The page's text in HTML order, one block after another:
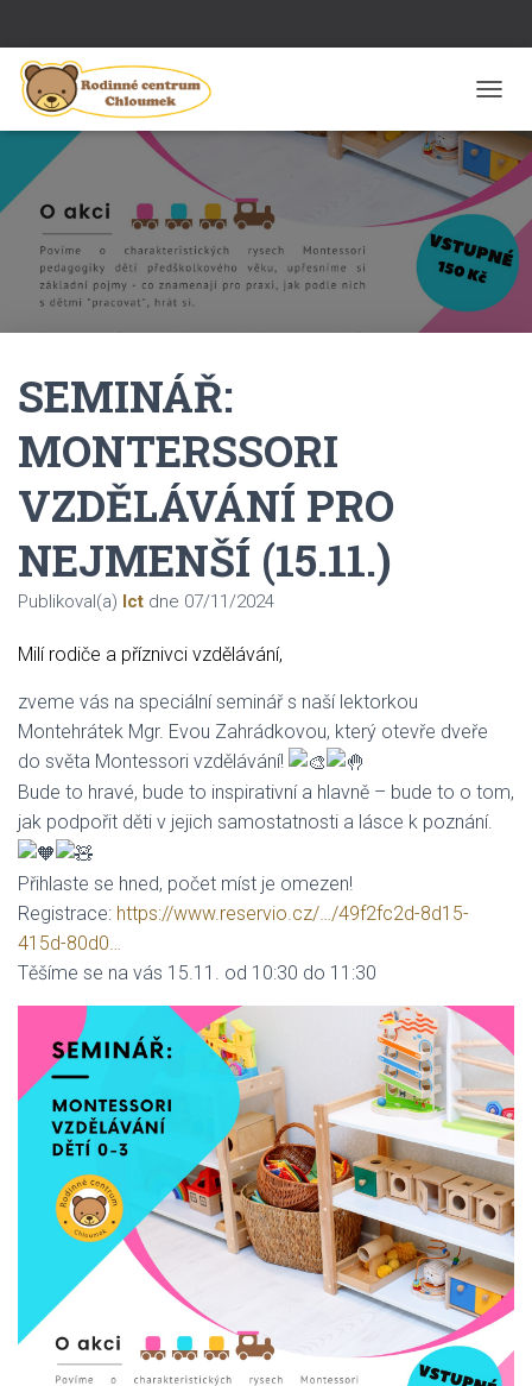
Ř
E
P
N
O
T
A
V
SEMINÁŘ:
MONTERSSORI
VZDĚLÁVÁNÍ PRO
NEJMENŠÍ (15.11.)
Publikoval(a) Ict dne 07/11/2024
Milí rodiče a příznivci vzdělávání,
zveme vás na speciální seminář s naší lektorkou
Montehrátek Mgr. Evou Zahrádkovou, který otevře dveře
do světa Montessori vzdělávání!
Bude to hravé, bude to inspirativní a hlavně – bude to o tom,
jak podpořit děti v jejich samostatnosti a lásce k poznání.
Přihlaste se hned, počet míst je omezen!
Registrace: https://www.reservio.cz/…/49f2fc2d-8d15-
415d-80d0…
Těšíme se na vás 15.11. od 10:30 do 11:30